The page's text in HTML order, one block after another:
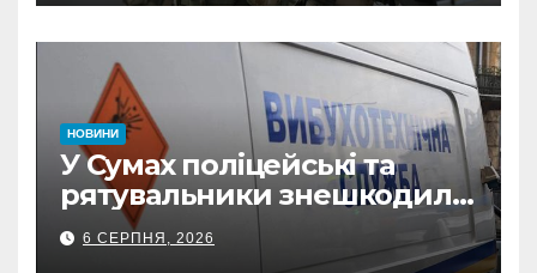
з Охтирки
НОВИНИ
У Сумах поліцейські та
рятувальники знешкодили
500-кілограмову авіабомбу
росіян
6 СЕРПНЯ, 2026